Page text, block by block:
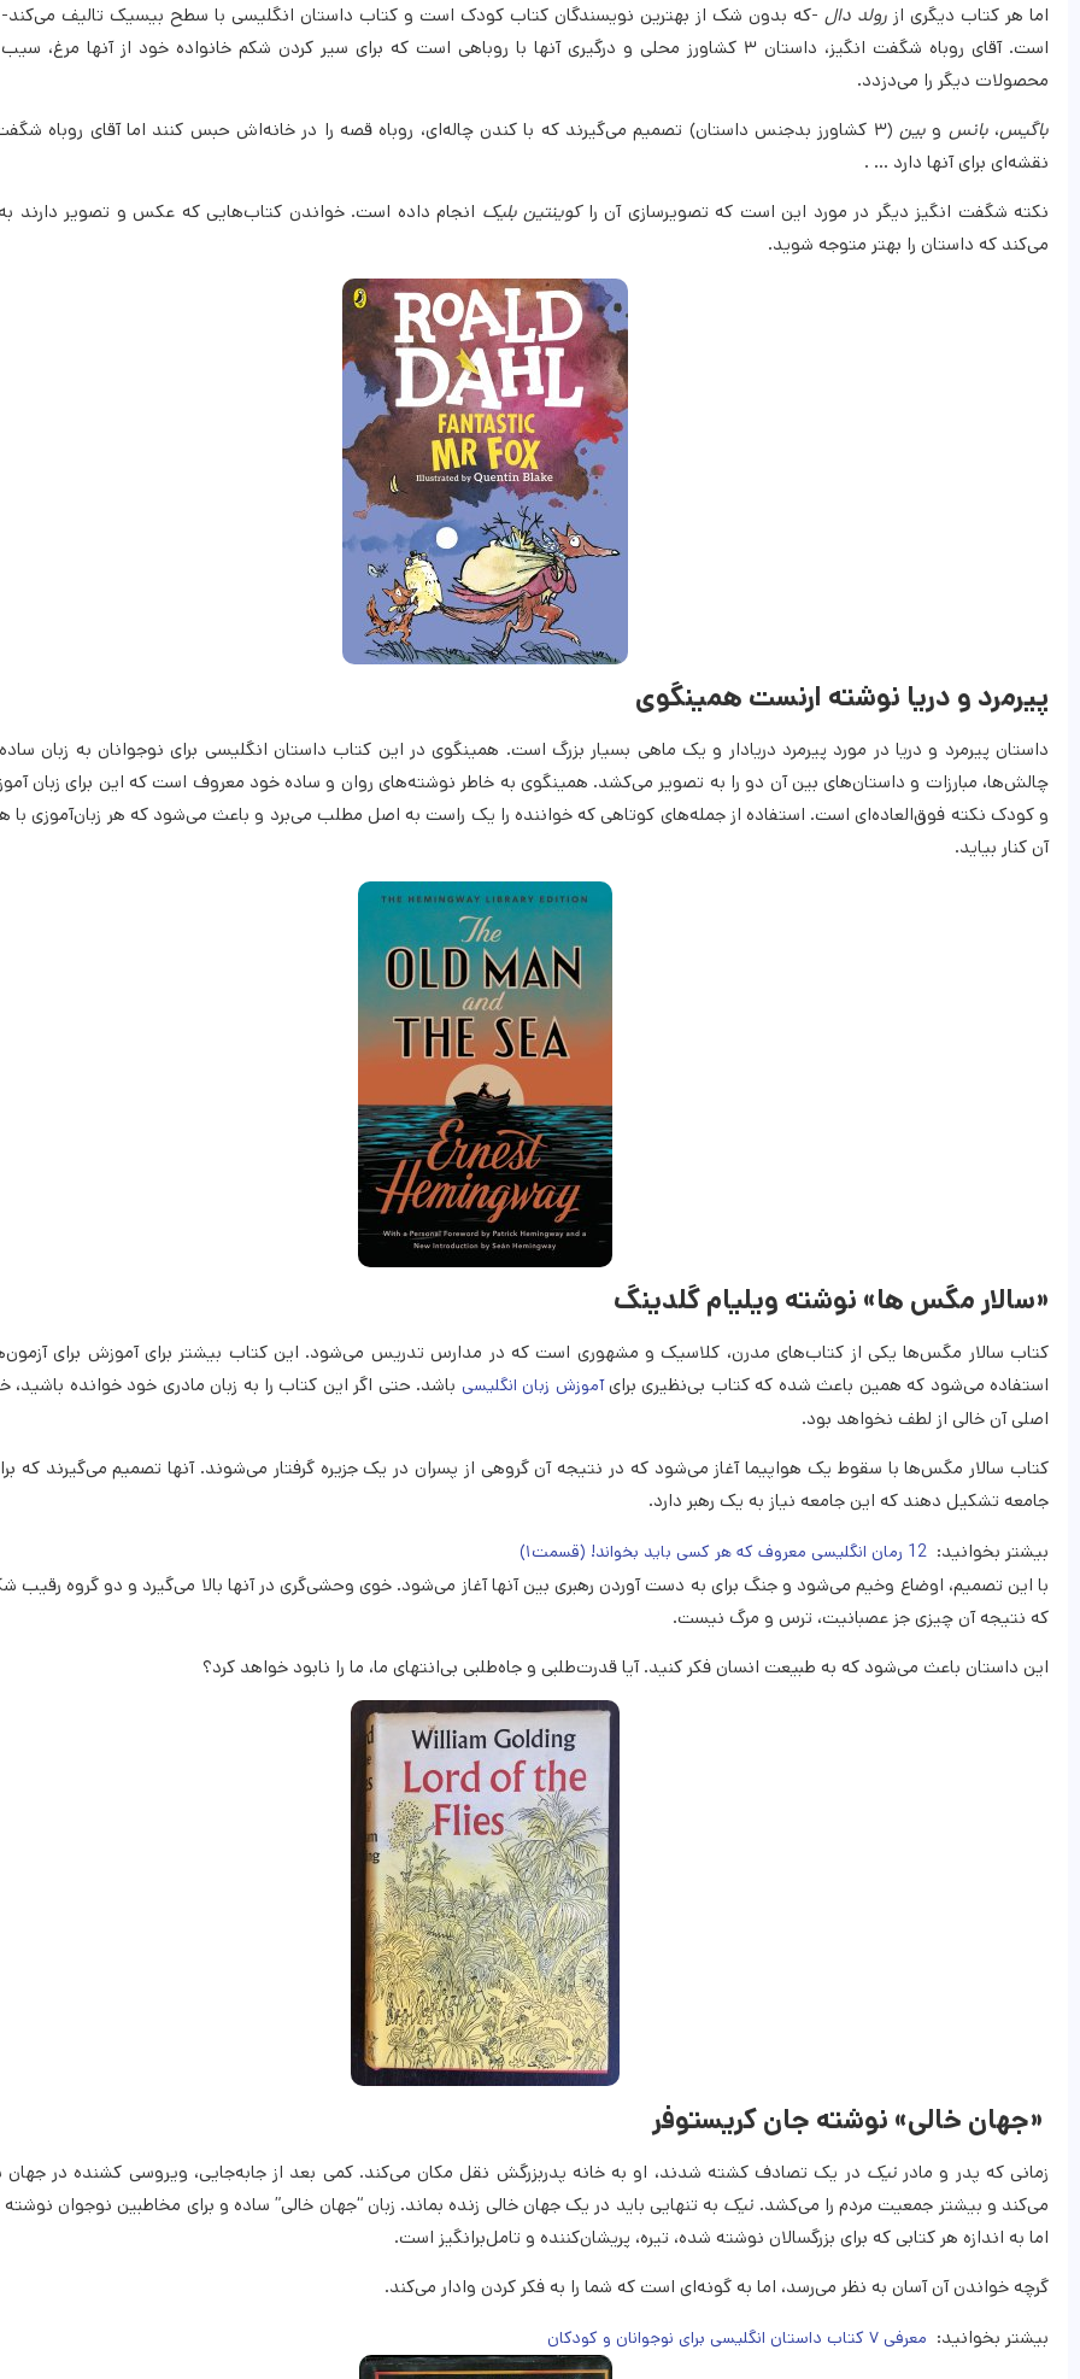
اما هر کتاب دیگری از رولد دال-که بدون شک از بهترین نویسندگان کتاب کودک است و کتاب داستان انگلیسی با سطح بیسیک تالیف می‌کند-
است. آقای روباه شگفت انگیز، داستان ۳ کشاورز محلی و درگیری آنها با روباهی است که برای سیر کردن شکم خانواده خود از آنها
محصولات دیگر را می‌دزدد.
باگیس،بانس و بین
(۳ کشاورز بدجنس داستان) تصمیم می‌گیرند که با کندن چاله‌ای، روباه قصه را در خانه‌اش حبس کنند اما آقای روباه
نقشه‌ای برای آنها دارد … .
نکته شگفت انگیز دیگر در مورد این است که تصویرسازی آن راکوینتین بلیک انجام داده است. خواندن کتاب‌هایی که عکس و تصویر دارند
می‌کند که داستان را بهتر متوجه شوید.
پیرمرد و دریا نوشته ارنست همینگوی
داستان پیرمرد و دریا در مورد پیرمرد دریا‌دار و یک ماهی بسیار بزرگ است. همینگوی در این کتاب داستان انگلیسی برای نوجوانان به زبان ساده
چالش‌ها، مبارزات و داستان‌های بین آن دو را به تصویر می‌کشد. همینگوی به خاطر نوشته‌های روان و ساده خود معروف است که این برای زبان
و کودک نکته فوق‌العاده‌ای است. استفاده از جمله‌های کوتاهی که خواننده را یک راست به اصل مطلب می‌برد و باعث می‌شود که هر زبان‌آموزی با
آن کنار بیاید.
«سالار مگس ها» نوشته ویلیام گلدینگ
کتاب سالار مگس‌ها یکی از کتاب‌های مدرن، کلاسیک و مشهوری است که در مدارس تدریس می‌شود. این کتاب بیشتر برای آموزش برای
استفاده می‌شود که همین باعث شده که کتاب بی‌نظیری برایآموزش زبان انگلیسی باشد. حتی اگر این کتاب را به زبان مادری خود خوانده باشید،
اصلی آن خالی از لطف نخواهد بود.
کتاب سالار مگس‌ها با سقوط یک هواپیما آغاز می‌شود که در نتیجه آن گروهی از پسران در یک جزیره گرفتار می‌شوند. آنها تصمیم می‌گیرند که
جامعه تشکیل دهند که این جامعه نیاز به یک رهبر دارد.
بیشتر بخوانید: 12 رمان انگلیسی معروف که هر کسی باید بخواند! (قسمت۱)
با این تصمیم، اوضاع وخیم می‌شود و جنگ برای به دست آوردن رهبری بین آنها آغاز می‌شود. خوی وحشی‌گری در آنها بالا می‌گیرد و دو گروه رقیب
که نتیجه آن چیزی جز عصبانیت، ترس و مرگ نیست.
این داستان باعث می‌شود که به طبیعت انسان فکر کنید. آیا قدرت‌طلبی و جاه‌طلبی بی‌انتهای ما، ما را نابود خواهد کرد؟
«جهان خالی» نوشته جان کریستوفر
زمانی که پدر و مادرنیک در یک تصادف کشته شدند، او به خانه پدربزرگش نقل مکان می‌کند. کمی بعد از جا‌‌به‌جایی، ویروسی کشنده در جهان
می‌کند و بیشتر جمعیت مردم را می‌کشد. نیک به تنهایی باید در یک جهان خالی زنده بماند. زبان “جهان خالی” ساده و برای مخاطبین نوجوان
اما به اندازه هر کتابی که برای بزرگسالان نوشته شده، تیره، پریشان‌کننده و تامل‌برانگیز است.
گرچه خواندن آن آسان به نظر می‌رسد، اما به گونه‌ای است که شما را به فکر کردن وادار می‌کند.
بیشتر بخوانید: معرفی ۷ کتاب داستان انگلیسی برای نوجوانان و کودکان